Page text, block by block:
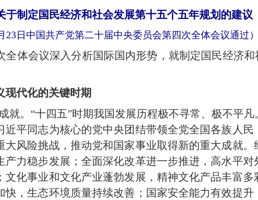
于制定国民经济和社会发展第十五个五年规划的建议
23日中国共产党第二十届中央委员会第四次全体会议通过）
体会议深入分析国际国内形势，就制定国民经济和
现代化的关键时期
就。“十四五”时期我国发展历程极不寻常、极不平
平同志为核心的党中央团结带领全党全国各族人
风险挑战，推动党和国家事业取得新的重大成就
力稳步发展；全面深化改革进一步推进，高水平对
化事业和文化产业蓬勃发展，精神文化产品丰富
，生态环境质量持续改善；国家安全能力有效提